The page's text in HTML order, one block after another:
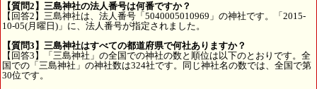
【質問2】三島神社の法人番号は何番ですか？
【回答2】三島神社は、法人番号「5040005010969」の神社です。「2015-
10-05(月曜日)」に、法人番号が指定されました。
【質問3】三島神社はすべての都道府県で何社ありますか？
【回答3】「三島神社」の全国での神社の数と順位は以下のとおりです。全
国での「三島神社」の神社数は324社です。同じ神社名の数では、全国で第
30位です。